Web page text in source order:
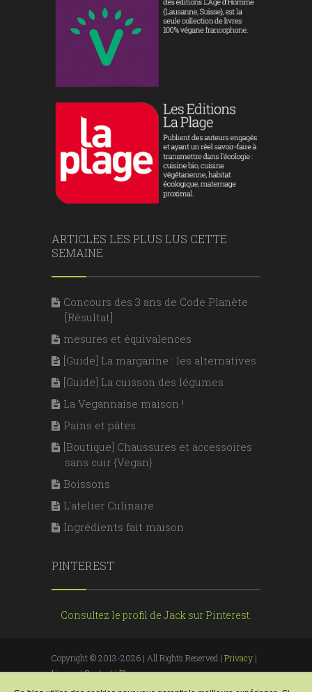
ARTICLES LES PLUS LUS CETTE
SEMAINE
Concours des 3 ans de Code Planète
[Résultat]
mesures et équivalences
[Guide] La margarine : les alternatives
[Guide] La cuisson des légumes
La Vegannaise maison !
Pains et pâtes
[Boutique] Chaussures et accessoires
sans cuir {Vegan}
Boissons
L'atelier Culinaire
Ingrédients fait maison
PINTEREST
Consultez le profil de Jack sur Pinterest.
Copyright © 2013-2026 | All Rights Reserved | Privacy |
License|Contact|Blogger